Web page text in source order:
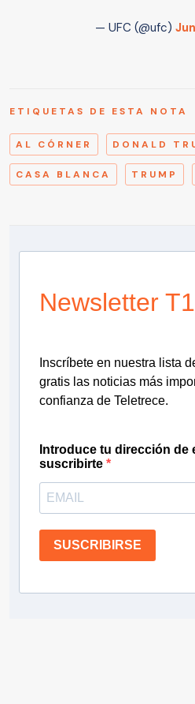
— UFC (@ufc)
ETIQUETAS DE ESTA NOTA
AL CÓRNER DONALD
CASA BLANCA TRUMP
Newsletter
Inscríbete en nuestra lista
gratis las noticias más
confianza de Teletrece.
Introduce tu dirección de
suscribirte
SUSCRIBIRSE